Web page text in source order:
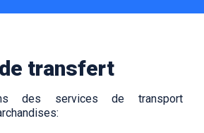
transfert
des services de transport